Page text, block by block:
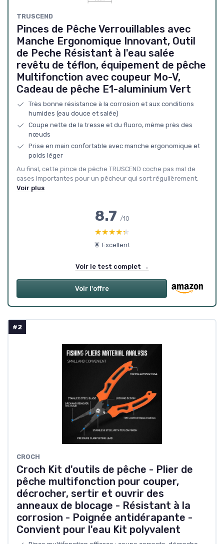
TRUSCEND
Pinces de Pêche Verrouillables avec
Manche Ergonomique Innovant, Outil
de Peche Résistant à l'eau salée
revêtu de téflon, équipement de pêche
Multifonction avec coupeur Mo-V,
Cadeau de pêche E1-aluminium Vert
Très bonne résistance à la corrosion et aux conditions
humides (eau douce et salée)
Coupe nette de la tresse et du fluoro, même près des
nœuds
Prise en main confortable avec manche ergonomique et
poids léger
Au final, cette pince de pêche TRUSCEND coche pas mal de
cases importantes pour un pêcheur qui sort régulièrement.
Voir plus
8.7 /10
★★★★★
★★★★★
🌟 Excellent
Voir le test complet →
Voir l'offre
#2
CROCH
Croch Kit d'outils de pêche - Plier de
pêche multifonction pour couper,
décrocher, sertir et ouvrir des
anneaux de blocage - Résistant à la
corrosion - Poignée antidérapante -
Convient pour l'eau Kit polyvalent